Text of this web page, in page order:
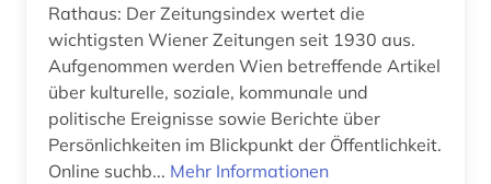
Rathaus: Der Zeitungsindex wertet die
wichtigsten Wiener Zeitungen seit 1930 aus.
Aufgenommen werden Wien betreffende Artikel
über kulturelle, soziale, kommunale und
politische Ereignisse sowie Berichte über
Persönlichkeiten im Blickpunkt der Öffentlichkeit.
Online suchb... Mehr Informationen